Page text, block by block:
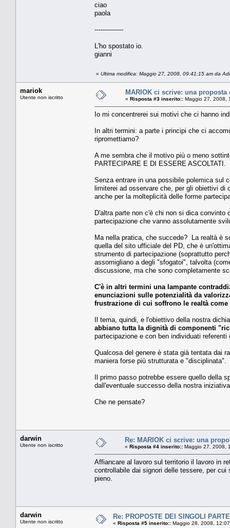
ciao
paola
--------------
L'ho spostato io.
gianni
« Ultima modifica: Maggio 27, 2008, 09:41:15 am da
mariok
Utente non iscritto
MARIOK ci scrive: una proposta
« Risposta #3 inserito:: Maggio 27, 2008,
Io mi concentrerei sui motivi che ci hanno
In altri termini: a parte i principi che ci
ripromettiamo?
A me sembra che il motivo più o meno
PARTECIPARE E DI ESSERE ASCOLTATI.
Senza entrare in una possibile polemica sul
limiterei ad osservare che, per gli obiettivi di
anche per la molteplicità delle forme
D'altra parte non c'è chi non si dica
partecipazione che vanno assolutamente
Ma nella pratica, che succede? La realtà è
quella del sito ufficiale del PD, che è
strumento di partecipazione (soprattutto
assomigliano a degli "sfogatoi", talvolta
discussione, ma che sono completamente
C'è in altri termini una lampante
enunciazioni sulle potenzialità da
frustrazione di cui soffrono le realtà come
Il tema, quindi, e l'obiettivo della nostra
abbiano tutta la dignità di componenti
partecipazione e con ben individuati
Qualcosa del genere è stata già tentata dai
maniera forse più strutturata e "disciplinata".
Il primo passo potrebbe essere quello della
dall'eventuale successo della nostra
Che ne pensate?
darwin
Utente non iscritto
Re: MARIOK ci scrive: una
« Risposta #4 inserito:: Maggio 27, 2008,
Affiancare al lavoro sul territorio il lavoro in
controllabile dai signori delle tessere, per
pieno.
darwin
Utente non iscritto
Re: PROPOSTE DEI SINGOLI
« Risposta #5 inserito:: Maggio 28, 2008,